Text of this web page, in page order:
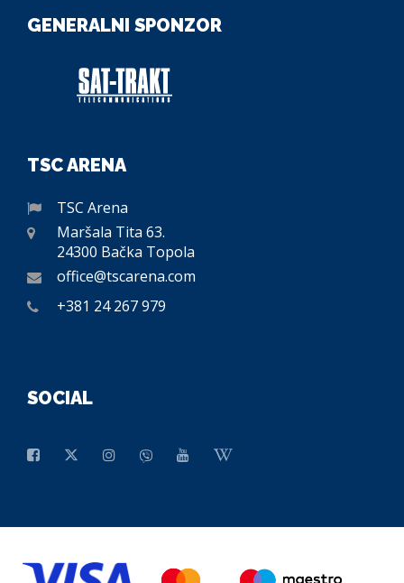
GENERALNI SPONZOR
TSC ARENA
TSC Arena
Maršala Tita 63.
24300 Bačka Topola
office@tscarena.com
+381 24 267 979
SOCIAL